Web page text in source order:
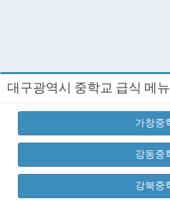
대구광역시 중학교 급식 메
가창중
강동중
강북중